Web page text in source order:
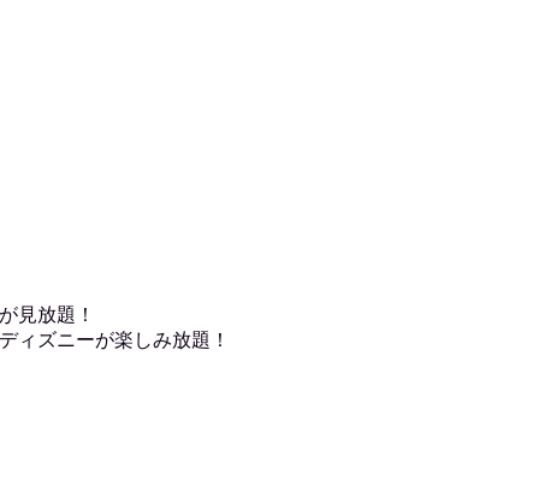
見放題！
ィズニーが楽しみ放題！